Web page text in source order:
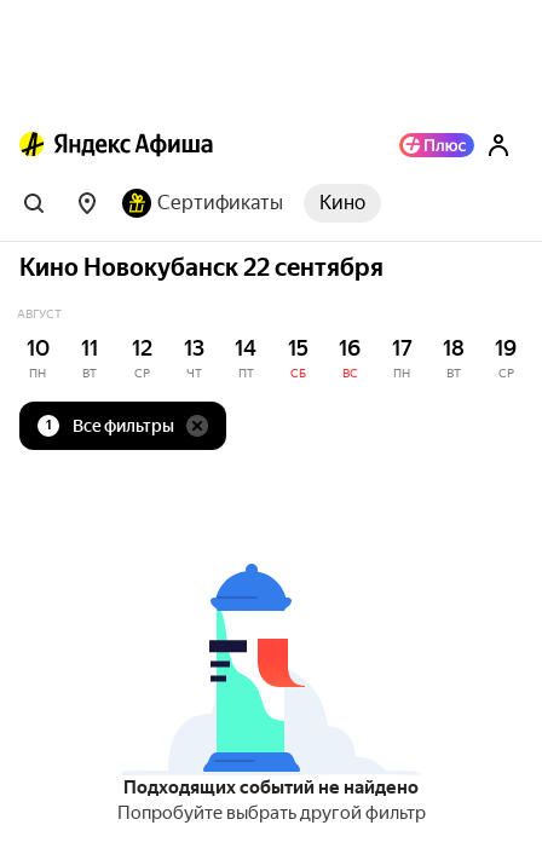
Сертификаты Кино
Кино Новокубанск 22 сентября
АВГУСТ
10
ПН
11
ВТ
12
СР
13
ЧТ
14
ПТ
15
СБ
16
ВС
17
ПН
18
ВТ
19
СР
1 Все фильтры
Подходящих событий не найдено
Попробуйте выбрать другой фильтр